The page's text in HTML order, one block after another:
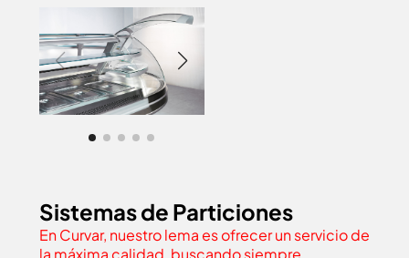
Sistemas de Particiones
En Curvar, nuestro lema es ofrecer un servicio de
la máxima calidad, buscando siempre